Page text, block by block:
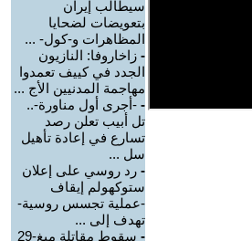
سيطالب إيران
بتعويضات لضحايا
المظاهرات و-كول- ...
- زاخاروفا: النازيون
الجدد في كييف تعمدوا
مهاجمة المدنيين الأج ...
- -أجرى أول مناورة-..
تل أبيب تعلن رصد
تسارع في إعادة تأهيل
سل ...
- رد روسي على إعلان
ستوكهولم إيقاف
-عملية تجسس روسية-
تهدف إلى ...
-
سقوط مقاتلة ميغ-29